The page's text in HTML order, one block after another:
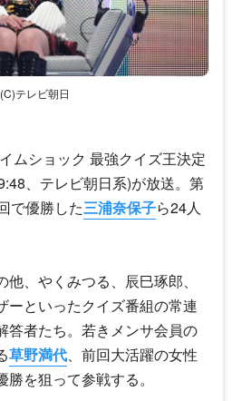
(C)テレビ朝日
ムショック 最強クイズ王決定
、テレビ朝日系)が放送。第
で優勝した三浦奈保子ら24人
、やくみつる、辰巳琢郎、
ーといったクイズ番組の常連
答者たち。若きメンサ会員の
草野満代 、前回大活躍の女性
勝を狙って参戦する。